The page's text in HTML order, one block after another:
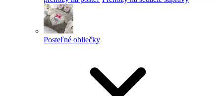
Posteľné obliečky